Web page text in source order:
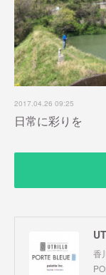
2017.04.26 09:25
日常に彩りを
香